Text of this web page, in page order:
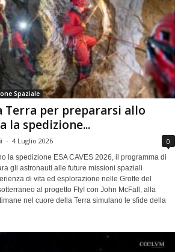
Spaziale
Terra per prepararsi allo
la spedizione...
- 4 Luglio 2026 0
la spedizione ESA CAVES 2026, il programma di
gli astronauti alle future missioni spaziali
di vita ed esplorazione nelle Grotte del
al progetto Fly! con John McFall, alla
nel cuore della Terra simulano le sfide della